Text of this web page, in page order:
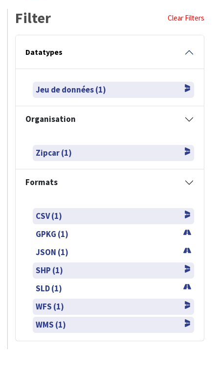
Filter Clear Filters
Datatypes
Jeu de données (1)
Organisation
Zipcar (1)
Formats
CSV (1)
GPKG (1)
JSON (1)
SHP (1)
SLD (1)
WFS (1)
WMS (1)